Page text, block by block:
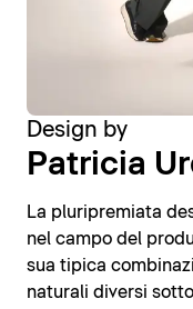
Design by
Patricia
La pluripremiata
nel campo del
sua tipica
naturali diversi